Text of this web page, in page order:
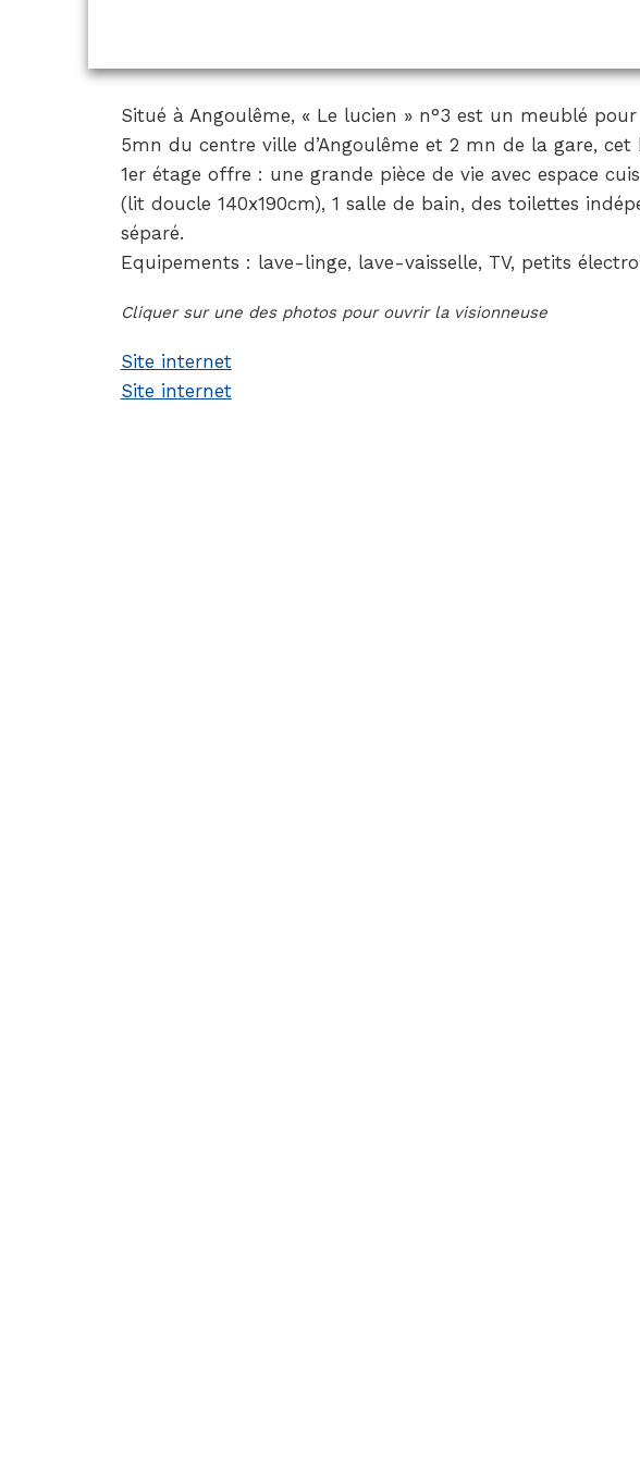
Situé à Angoulême, « Le lucien » n°3 est un meublé
5mn du centre ville d’Angoulême et 2 mn de la gare, cet
1er étage offre : une grande pièce de vie avec espace
(lit doucle 140x190cm), 1 salle de bain, des toilettes
séparé.
Equipements : lave-linge, lave-vaisselle, TV, petits
Cliquer sur une des photos pour ouvrir la visionneuse
Site internet
Site internet